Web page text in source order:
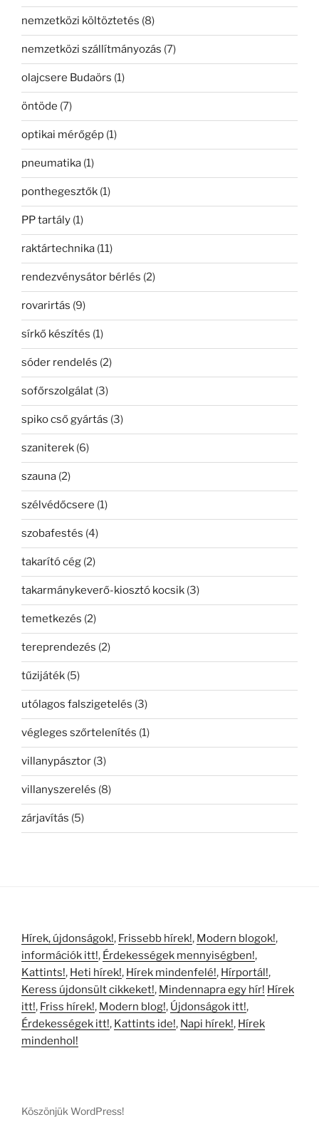
nemzetközi költöztetés (8)
nemzetközi szállítmányozás (7)
olajcsere Budaörs (1)
öntöde (7)
optikai mérőgép (1)
pneumatika (1)
ponthegesztők (1)
PP tartály (1)
raktártechnika (11)
rendezvénysátor bérlés (2)
rovarirtás (9)
sírkő készítés (1)
sóder rendelés (2)
sofőrszolgálat (3)
spiko cső gyártás (3)
szaniterek (6)
szauna (2)
szélvédőcsere (1)
szobafestés (4)
takarító cég (2)
takarmánykeverő-kiosztó kocsik (3)
temetkezés (2)
tereprendezés (2)
tűzijáték (5)
utólagos falszigetelés (3)
végleges szőrtelenítés (1)
villanypásztor (3)
villanyszerelés (8)
zárjavítás (5)
Hírek, újdonságok!, Frissebb hírek!, Modern blogok!,
információk itt!, Érdekességek mennyiségben!,
Kattints!, Heti hírek!, Hírek mindenfelé!, Hírportál!,
Keress újdonsült cikkeket!, Mindennapra egy hír! Hírek
itt!, Friss hírek!, Modern blog!, Újdonságok itt!,
Érdekességek itt!, Kattints ide!, Napi hírek!, Hírek
mindenhol!
Köszönjük WordPress!